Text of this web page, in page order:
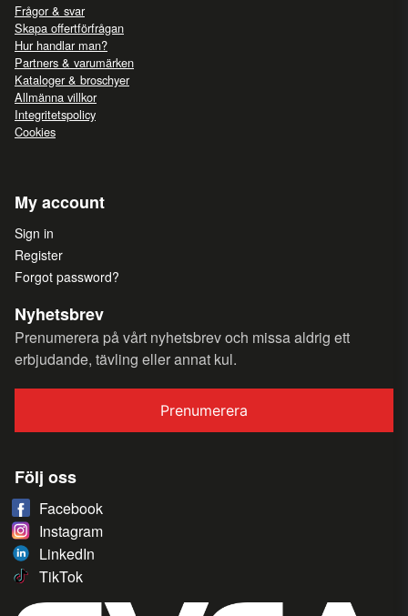
Frågor & svar
Skapa offertförfrågan
Hur handlar man?
Partners & varumärken
Kataloger & broschyer
Allmänna villkor
Integritetspolicy
Cookies
My account
Sign in
Register
Forgot password?
Nyhetsbrev
Prenumerera på vårt nyhetsbrev och missa aldrig ett
erbjudande, tävling eller annat kul.
Prenumerera
Följ oss
Facebook
Instagram
LinkedIn
TikTok